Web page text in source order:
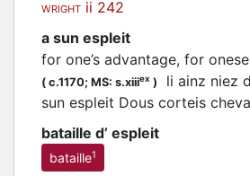
WRIGHT ii 242
a sun espleit
for one’s advantage, for
( c.1170; MS: s.xiiiex )
li ainz niez
sun espleit Dous corteis
bataille d’ espleit
bataille1